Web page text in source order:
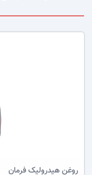
روغن هیدرولیک فرمان